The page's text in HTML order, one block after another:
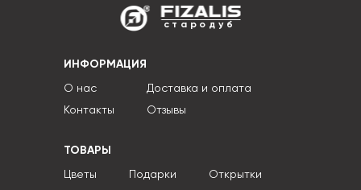
стародуб
ИНФОРМАЦИЯ
О нас
Контакты
Доставка и оплата
Отзывы
ТОВАРЫ
Цветы
Подарки
Открытки